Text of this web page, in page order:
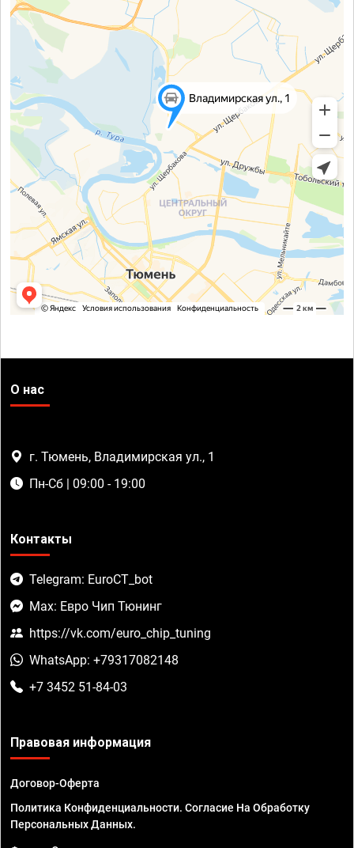
О нас
г. Тюмень, Владимирская ул., 1
Пн-Сб | 09:00 - 19:00
Контакты
Telegram: EuroCT_bot
Max: Евро Чип Тюнинг
https://vk.com/euro_chip_tuning
WhatsApp: +79317082148
+7 3452 51-84-03
Правовая информация
Договор-Оферта
Политика Конфиденциальности. Согласие На Обработку
Персональных Данных.